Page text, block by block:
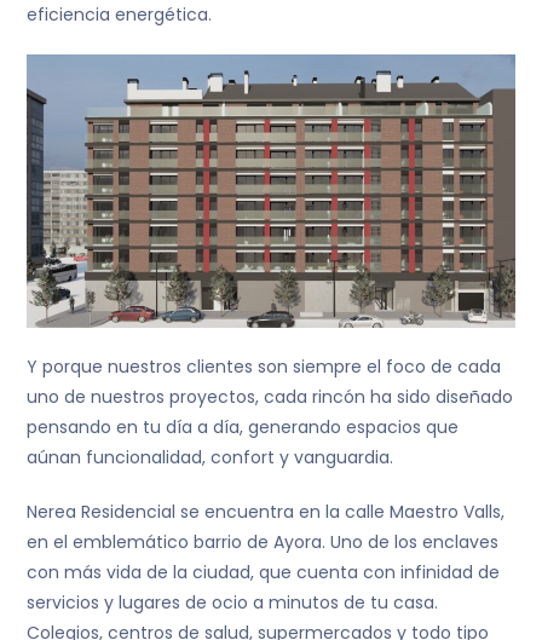
eficiencia energética.
Y porque nuestros clientes son siempre el foco de cada
uno de nuestros proyectos, cada rincón ha sido diseñado
pensando en tu día a día, generando espacios que
aúnan funcionalidad, confort y vanguardia.
Nerea Residencial se encuentra en la calle Maestro Valls,
en el emblemático barrio de Ayora. Uno de los enclaves
con más vida de la ciudad, que cuenta con infinidad de
servicios y lugares de ocio a minutos de tu casa.
Colegios, centros de salud, supermercados y todo tipo